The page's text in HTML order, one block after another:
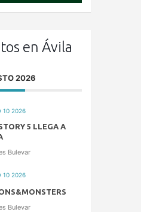
en Ávila
2026
10 2026
5 LLEGA A
Bulevar
10 2026
Bulevar